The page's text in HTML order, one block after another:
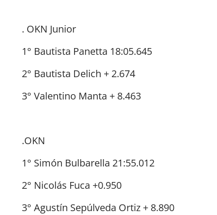
. OKN Junior
1° Bautista Panetta 18:05.645
2° Bautista Delich + 2.674
3° Valentino Manta + 8.463
.OKN
1° Simón Bulbarella 21:55.012
2° Nicolás Fuca +0.950
3° Agustín Sepúlveda Ortiz + 8.890